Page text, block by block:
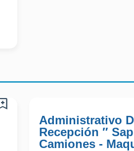
Administrativo
Recepción ″
Camiones -